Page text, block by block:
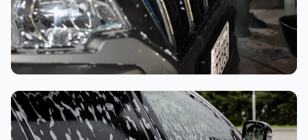
تنظيف داخلي